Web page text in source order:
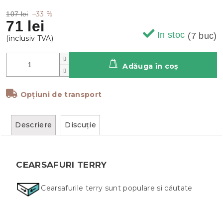
107 lei –33 %
71 lei
In stoc (7 buc)
Opțiuni de transport
Adăuga în coş
Descriere Discuţie
CEARSAFURI TERRY
Cearsafurile terry sunt populare si căutate